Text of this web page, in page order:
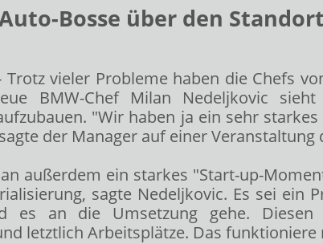
Bosse über den
- Trotz vieler Probleme haben die Chefs
BMW-Chef Milan Nedeljkovic
"Wir haben ja ein sehr
der Manager auf einer
außerdem ein starkes "Start-up-
sagte Nedeljkovic. Es sei ein
es an die Umsetzung gehe.
letztlich Arbeitsplätze. Das